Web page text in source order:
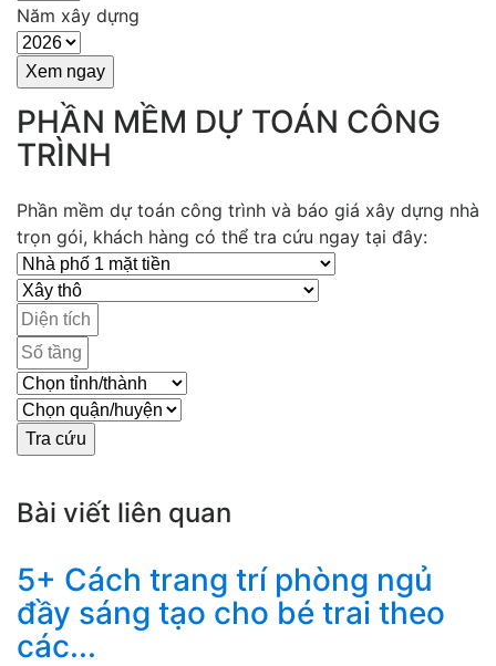
Năm xây dựng
PHẦN MỀM DỰ TOÁN CÔNG
TRÌNH
Phần mềm dự toán công trình và báo giá xây dựng nhà
trọn gói, khách hàng có thể tra cứu ngay tại đây:
Bài viết liên quan
5+ Cách trang trí phòng ngủ
đầy sáng tạo cho bé trai theo
các...